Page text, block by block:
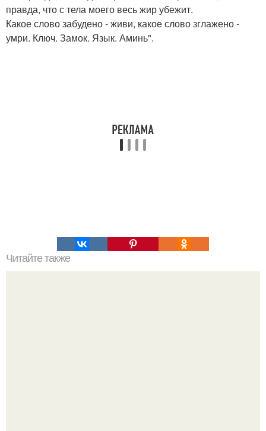
правда, что с тела моего весь жир убежит.
Какое слово забудено - живи, какое слово зглажено -
умри. Ключ. Замок. Язык. Аминь".
Читайте также